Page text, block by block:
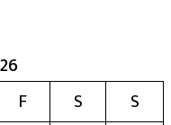
F S
S